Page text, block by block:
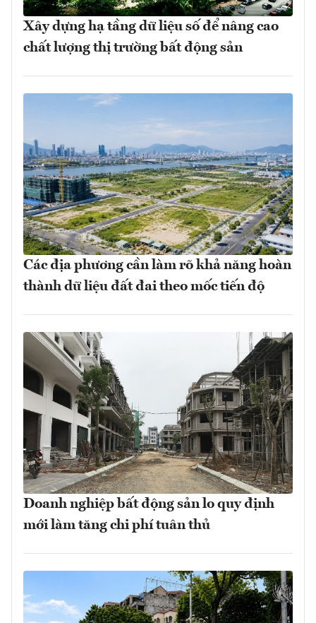
Xây dựng hạ tầng dữ liệu số để nâng cao
chất lượng thị trường bất động sản
Các địa phương cần làm rõ khả năng hoàn
thành dữ liệu đất đai theo mốc tiến độ
Doanh nghiệp bất động sản lo quy định
mới làm tăng chi phí tuân thủ